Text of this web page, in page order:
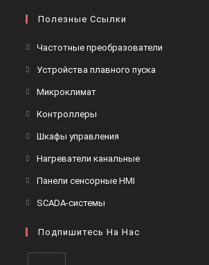
Полезные Ссылки
Частотные преобразователи
Устройства плавного пуска
МикроклиматОткроется
вкладке
Контроллеры
вкладке
Шкафы управления
вкладке
Нагреватели канальныеОткроется
Панели сенсорные HMI
вкладке
SCADA-системы
новой
Подпишитесь На Нас